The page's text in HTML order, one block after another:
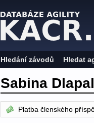
Hledání závodů Hledat
Sabina
Platba členského